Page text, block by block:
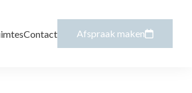
Contact Afspraak maken